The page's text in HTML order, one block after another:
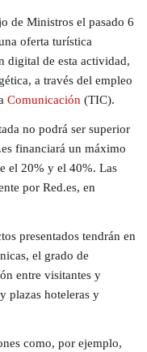
de Ministros el pasado 6
oferta turística
digital de esta actividad,
a través del empleo
Comunicación (TIC).
no podrá ser superior
financiará un máximo
el 20% y el 40%. Las
por Red.es, en
presentados tendrán en
el grado de
entre visitantes y
plazas hoteleras y
como, por ejemplo,